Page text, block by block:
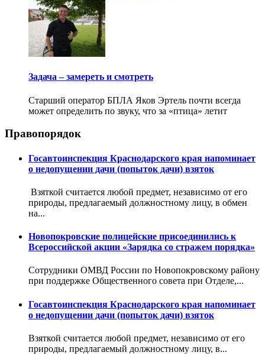
Задача – замереть и смотреть
Старший оператор БПЛА Яков Эртель почти всегда
может определить по звуку, что за «птица» летит
Правопорядок
Госавтоинспекция Краснодарского края напоминает
о недопущении дачи (попыток дачи) взяток
Взяткой считается любой предмет, независимо от его
природы, предлагаемый должностному лицу, в обмен
на...
Новопокровские полицейские присоединились к
Всероссийской акции «Зарядка со стражем порядка»
Сотрудники ОМВД России по Новопокровскому району
при поддержке Общественного совета при Отделе,...
Госавтоинспекция Краснодарского края напоминает
о недопущении дачи (попыток дачи) взяток
Взяткой считается любой предмет, независимо от его
природы, предлагаемый должностному лицу, в...